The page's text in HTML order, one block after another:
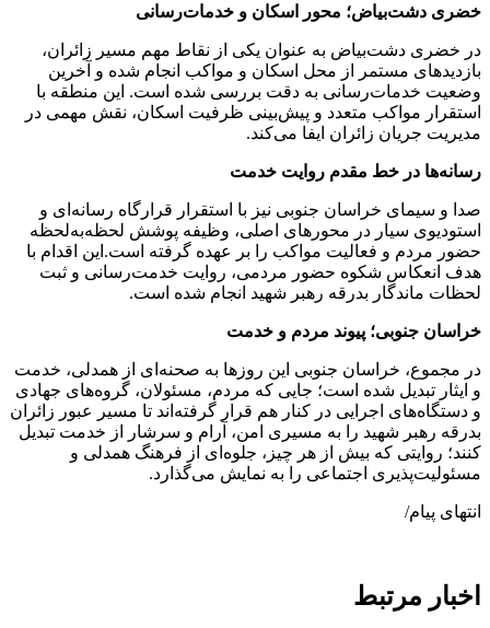
خضری دشت‌بیاض؛ محور اسکان و خدمات‌رسانی
در خضری دشت‌بیاض به عنوان یکی از نقاط مهم مسیر زائران،
بازدیدهای مستمر از محل اسکان و مواکب انجام شده و آخرین
وضعیت خدمات‌رسانی به دقت بررسی شده است. این منطقه با
استقرار مواکب متعدد و پیش‌بینی ظرفیت اسکان، نقش مهمی در
مدیریت جریان زائران ایفا می‌کند.
رسانه‌ها در خط مقدم روایت خدمت
صدا و سیمای خراسان جنوبی نیز با استقرار قرارگاه رسانه‌ای و
استودیوی سیار در محورهای اصلی، وظیفه پوشش لحظه‌به‌لحظه
حضور مردم و فعالیت مواکب را بر عهده گرفته است.این اقدام با
هدف انعکاس شکوه حضور مردمی، روایت خدمت‌رسانی و ثبت
لحظات ماندگار بدرقه رهبر شهید انجام شده است.
خراسان جنوبی؛ پیوند مردم و خدمت
در مجموع، خراسان جنوبی این روزها به صحنه‌ای از همدلی، خدمت
و ایثار تبدیل شده است؛ جایی که مردم، مسئولان، گروه‌های جهادی
و دستگاه‌های اجرایی در کنار هم قرار گرفته‌اند تا مسیر عبور زائران
بدرقه رهبر شهید را به مسیری امن، آرام و سرشار از خدمت تبدیل
کنند؛ روایتی که بیش از هر چیز، جلوه‌ای از فرهنگ همدلی و
مسئولیت‌پذیری اجتماعی را به نمایش می‌گذارد.
انتهای پیام/
اخبار مرتبط